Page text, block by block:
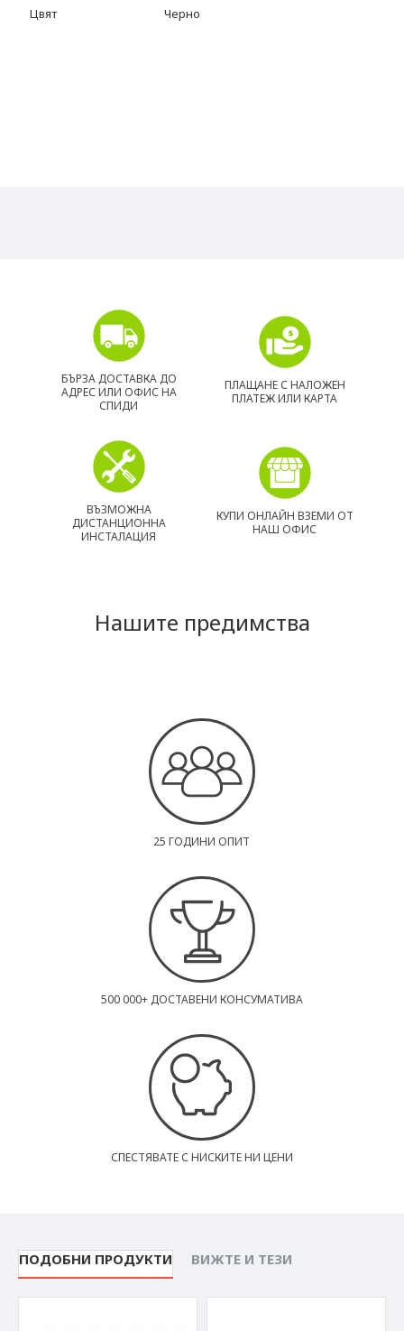
Цвят Черно
БЪРЗА ДОСТАВКА ДО
АДРЕС ИЛИ ОФИС НА
СПИДИ
ПЛАЩАНЕ С НАЛОЖЕН
ПЛАТЕЖ ИЛИ КАРТА
ВЪЗМОЖНА
ДИСТАНЦИОННА
ИНСТАЛАЦИЯ
КУПИ ОНЛАЙН ВЗЕМИ ОТ
НАШ ОФИС
Нашите предимства
25 ГОДИНИ ОПИТ
500 000+ ДОСТАВЕНИ КОНСУМАТИВА
СПЕСТЯВАТЕ С НИСКИТЕ НИ ЦЕНИ
ПОДОБНИ ПРОДУКТИ ВИЖТЕ И ТЕЗИ